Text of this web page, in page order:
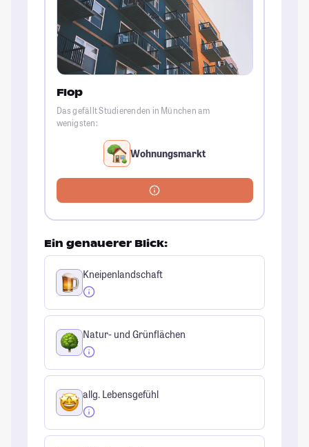
Flop
Das gefällt Studierenden in München am
wenigsten:
Wohnungsmarkt
Ein genauerer Blick:
Kneipenlandschaft
Natur- und Grünflächen
allg. Lebensgefühl